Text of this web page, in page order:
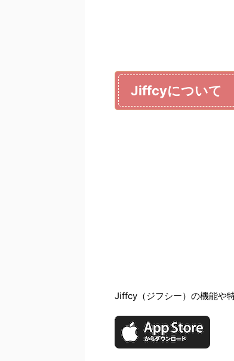
Jiffcyについて
Jiffcy（ジフシー）の機能や